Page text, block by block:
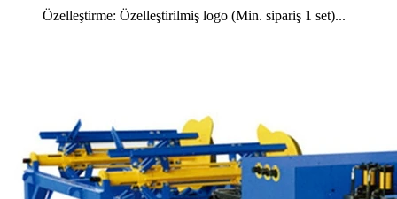
Özelleştirme: Özelleştirilmiş logo (Min. sipariş 1 set)...